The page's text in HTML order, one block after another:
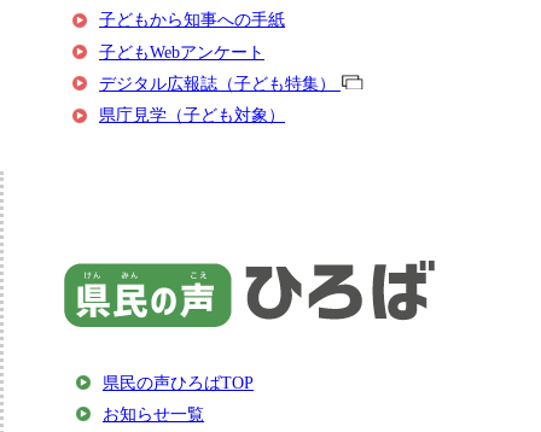
子どもから知事への手紙
子どもWebアンケート
デジタル広報誌（子ども特集）
県庁見学（子ども対象）
県民の声ひろばTOP
お知らせ一覧